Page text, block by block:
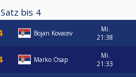
Satz bis 4
Bojan Kovacev
Mi.
21:38
Marko Osap
Mi.
21:33